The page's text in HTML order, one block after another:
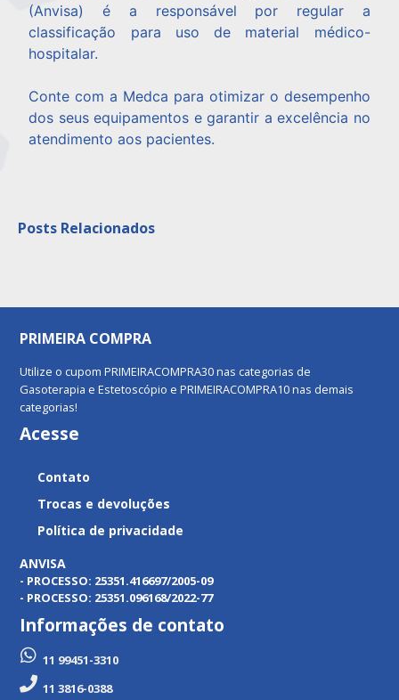
(Anvisa) é a responsável por regular a
classificação para uso de material médico-
hospitalar.
Conte com a Medca para otimizar o desempenho
dos seus equipamentos e garantir a excelência no
atendimento aos pacientes.
Posts Relacionados
PRIMEIRA COMPRA
Utilize o cupom PRIMEIRACOMPRA30 nas categorias de
Gasoterapia e Estetoscópio e PRIMEIRACOMPRA10 nas demais
categorias!
Acesse
Contato
Trocas e devoluções
Política de privacidade
ANVISA
- PROCESSO: 25351.416697/2005-09
- PROCESSO: 25351.096168/2022-77
Informações de contato
11 99451-3310
11 3816-0388